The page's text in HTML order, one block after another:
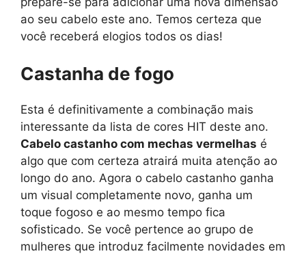
ao seu cabelo este ano. Temos certeza que
você receberá elogios todos os dias!
Castanha de fogo
Esta é definitivamente a combinação mais
interessante da lista de cores HIT deste ano.
Cabelo castanho com mechas vermelhas é
algo que com certeza atrairá muita atenção ao
longo do ano. Agora o cabelo castanho ganha
um visual completamente novo, ganha um
toque fogoso e ao mesmo tempo fica
sofisticado. Se você pertence ao grupo de
mulheres que introduz facilmente novidades em